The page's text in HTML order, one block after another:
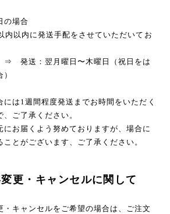
の場合
内以内に発送手配をさせていただいてお
発送：翌月曜日〜木曜日（祝日をは
は1週間程度発送までお時間をいただく
ご了承ください。
お届くよう努めておりますが、場合に
とがございます、ご了承ください。
更・キャンセルに関して
・キャンセルをご希望の場合は、ご注文